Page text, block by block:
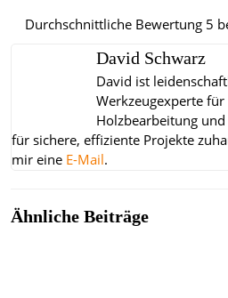
Durchschnittliche Bewertung 5
David Schwarz
David ist
Werkzeugexperte
Holzbearbeitung
für sichere, effiziente Projekte
mir eine E-Mail.
Ähnliche Beiträge